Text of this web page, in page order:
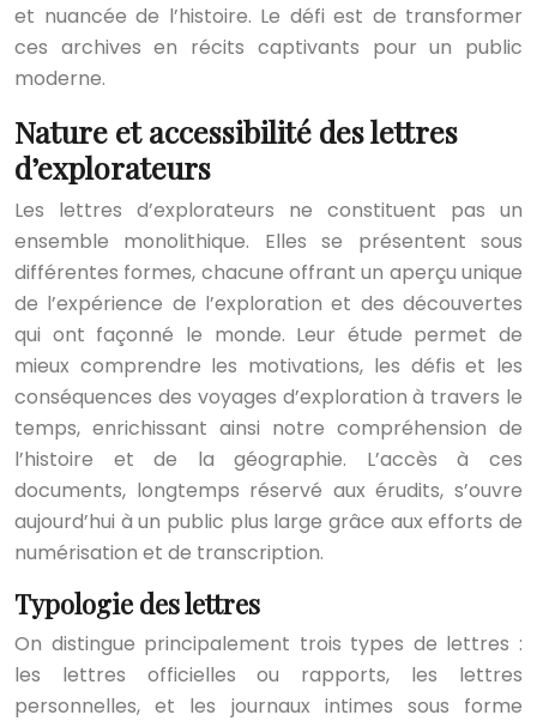
et nuancée de l’histoire. Le défi est de transformer
ces archives en récits captivants pour un public
moderne.
Nature et accessibilité des lettres
d’explorateurs
Les lettres d’explorateurs ne constituent pas un
ensemble monolithique. Elles se présentent sous
différentes formes, chacune offrant un aperçu unique
de l’expérience de l’exploration et des découvertes
qui ont façonné le monde. Leur étude permet de
mieux comprendre les motivations, les défis et les
conséquences des voyages d’exploration à travers le
temps, enrichissant ainsi notre compréhension de
l’histoire et de la géographie. L’accès à ces
documents, longtemps réservé aux érudits, s’ouvre
aujourd’hui à un public plus large grâce aux efforts de
numérisation et de transcription.
Typologie des lettres
On distingue principalement trois types de lettres :
les lettres officielles ou rapports, les lettres
personnelles, et les journaux intimes sous forme